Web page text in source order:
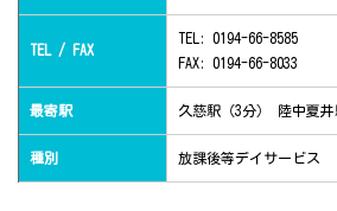
TEL / FAX
TEL: 0194-66-8585
FAX: 0194-66-8033
最寄駅 久慈駅（3分） 陸中夏井
種別 放課後等デイサービス